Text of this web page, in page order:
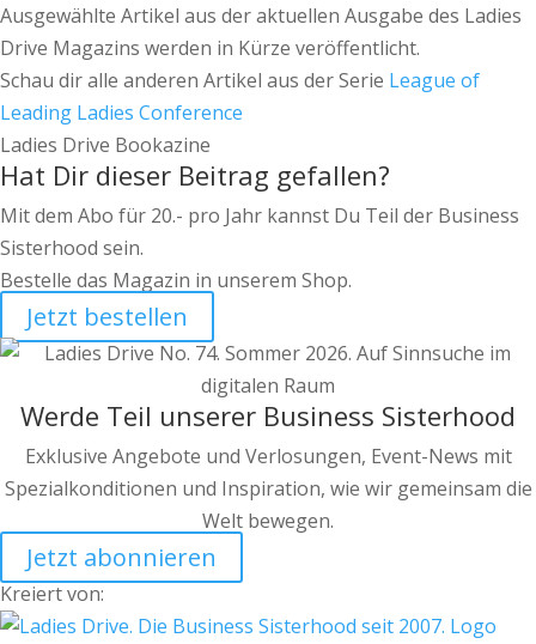
Ausgewählte Artikel aus der aktuellen Ausgabe des Ladies
Drive Magazins werden in Kürze veröffentlicht.
Schau dir alle anderen Artikel aus der Serie League of
Leading Ladies Conference
Ladies Drive Bookazine
Hat Dir dieser Beitrag gefallen?
Mit dem Abo für 20.- pro Jahr kannst Du Teil der Business
Sisterhood sein.
Bestelle das Magazin in unserem Shop.
Jetzt bestellen
Werde Teil unserer Business Sisterhood
Exklusive Angebote und Verlosungen, Event-News mit
Spezialkonditionen und Inspiration, wie wir gemeinsam die
Welt bewegen.
Jetzt abonnieren
Kreiert von: